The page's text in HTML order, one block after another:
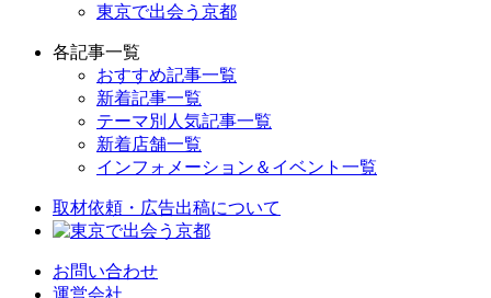
東京で出会う京都
各記事一覧
おすすめ記事一覧
新着記事一覧
テーマ別人気記事一覧
新着店舗一覧
インフォメーション＆イベント一覧
取材依頼・広告出稿について
お問い合わせ
運営会社